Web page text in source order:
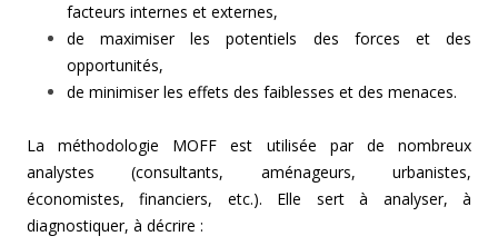
facteurs internes et externes,
de maximiser les potentiels des forces et des
opportunités,
de minimiser les effets des faiblesses et des menaces.
La méthodologie MOFF est utilisée par de nombreux
analystes (consultants, aménageurs, urbanistes,
économistes, financiers, etc.). Elle sert à analyser, à
diagnostiquer, à décrire :